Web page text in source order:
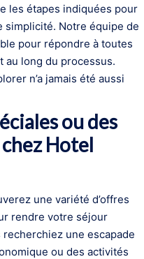
les étapes indiquées pour
Notre équipe de
pour répondre à toutes
au long du processus.
n’a jamais été aussi
ou des
Hotel
une variété d’offres
rendre votre séjour
une escapade
ou des activités